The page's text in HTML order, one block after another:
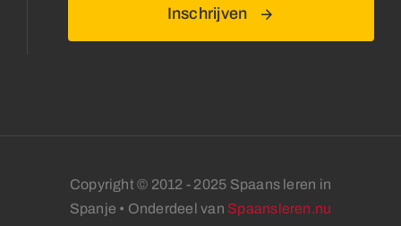
Inschrijven
Copyright © 2012 - 2025 Spaans leren in
Spanje • Onderdeel van Spaansleren.nu